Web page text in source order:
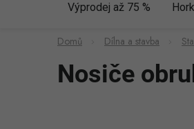
Výprodej až 75 %
Domů Dílna a stavba
Nosiče